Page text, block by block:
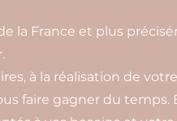
la France et plus
à la réalisation de
faire gagner du temps.